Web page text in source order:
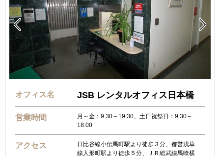
 
オフィス名 JSB レンタルオフィス日本橋
営業時間
月～金：9:30～19:30、土日祝祭日：9:30～
18:00
アクセス
日比谷線小伝馬町駅より徒歩３分、都営浅草
線人形町駅より徒歩５分、ＪＲ総武線馬喰横